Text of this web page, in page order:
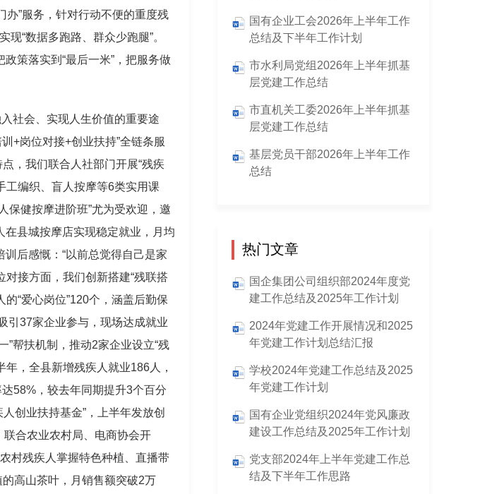
办”服务，针对行动不便的重度残
“数据多跑路、群众少跑腿”。
策落实到“最后一米”，把服务做
社会、实现人生价值的重要途
+岗位对接+创业扶持”全链条服
，我们联合人社部门开展“残疾
工编织、盲人按摩等6类实用课
保健按摩进阶班”尤为受欢迎，邀
县城按摩店实现稳定就业，月均
后感慨：“以前总觉得自己是家
接方面，我们创新搭建“残联搭
“爱心岗位”120个，涵盖后勤保
引37家企业参与，现场达成就业
”帮扶机制，推动2家企业设立“残
，全县新增残疾人就业186人，
58%，较去年同期提升3个百分
创业扶持基金”，上半年发放创
合农业农村局、电商协会开
村残疾人掌握特色种植、直播带
高山茶叶，月销售额突破2万
国有企业工会2026年上半年工作
总结及下半年工作计划
市水利局党组2026年上半年抓基
层党建工作总结
市直机关工委2026年上半年抓基
层党建工作总结
基层党员干部2026年上半年工作
总结
热门文章
国企集团公司组织部2024年度党
建工作总结及2025年工作计划
2024年党建工作开展情况和2025
年党建工作计划总结汇报
学校2024年党建工作总结及2025
年党建工作计划
国有企业党组织2024年党风廉政
建设工作总结及2025年工作计划
党支部2024年上半年党建工作总
结及下半年工作思路